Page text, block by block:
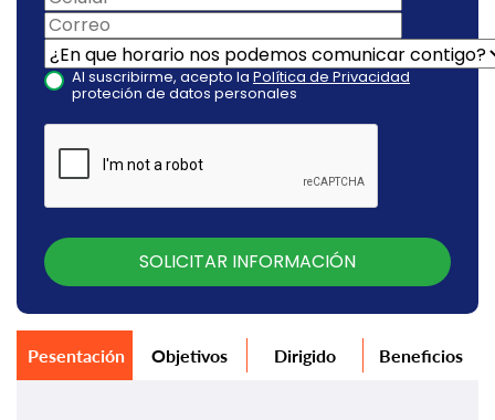
Pesentación Objetivos Dirigido Beneficios
Al suscribirme, acepto la Política de Privacidad
proteción de datos personales
SOLICITAR INFORMACIÓN